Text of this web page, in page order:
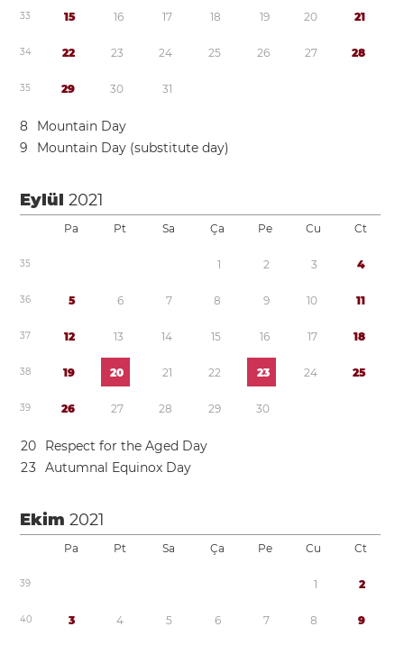
33 15 16 17 18 19 20 21
34 22 23 24 25 26 27 28
35 29 30 31
8
Mountain Day
9
Mountain Day (substitute day)
Eylül2021
Pa Pt Sa Ça Pe Cu Ct
35 1 2 3 4
36 5 6 7 8 9 10 11
37 12 13 14 15 16 17 18
38 19 20 21 22 23 24 25
39 26 27 28 29 30
20
Respect for the Aged Day
23 Autumnal Equinox Day
Ekim2021
Pa Pt Sa Ça Pe Cu Ct
39 1 2
40 3 4 5 6 7 8 9